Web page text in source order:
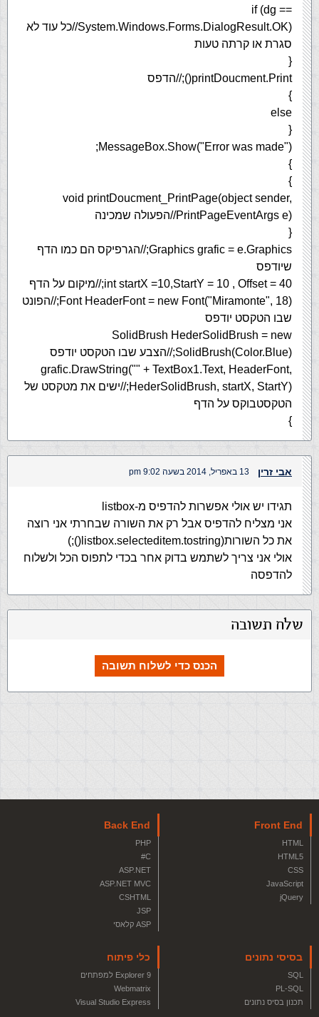
if (dg ==
System.Windows.Forms.DialogResult.OK)//כל עוד לא
סגרת או קרתה טעות
{
printDoucment.Print();//הדפס
}
else
{
MessageBox.Show("Error was made");
}
}
void printDoucment_PrintPage(object sender,
PrintPageEventArgs e)//הפעולה שמכינה
{
Graphics grafic = e.Graphics;//הגרפיקס הם כמו הדף
שיודפס
int startX =10,StartY = 10 , Offset = 40;//מיקום על הדף
Font HeaderFont = new Font("Miramonte", 18);//הפונט
שבו הטקסט יודפס
SolidBrush HederSolidBrush = new
SolidBrush(Color.Blue);//הצבע שבו הטקסט יודפס
grafic.DrawString("" + TextBox1.Text, HeaderFont,
HederSolidBrush, startX, StartY);//ישים את מטקסט של
הטקסטבוקס על הדף
}
אבי זרין 13 באפריל, 2014 בשעה 9:02 pm
תגידו יש אולי אפשרות להדפיס מ-listbox
אני מצליח להדפיס אבל רק את השורה שבחרתי אני רוצה
את כל השורות(listbox.selecteditem.tostring();)
אולי אני צריך לשתמש בדוק אחר בכדי לתפוס הכל ולשלוח
להדפסה
שלח תשובה
הכנס כדי לשלוח תשובה
Front End
HTML
HTML5
CSS
JavaScript
jQuery
Back End
PHP
C#
ASP.NET
ASP.NET MVC
CSHTML
JSP
ASP קלאסי
בסיסי נתונים
SQL
PL-SQL
תכנון בסיס נתונים
כלי פיתוח
Explorer 9 למפתחים
Webmatrix
Visual Studio Express